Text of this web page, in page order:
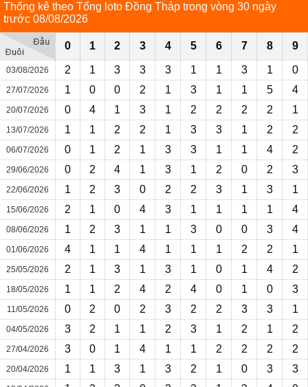
Thống kê theo Tổng loto Đồng Tháp trong vòng 30 ngày
trước 08/08/2026
0 1 2 3 4 5 6 7 8 9
03/08/2026 2 1 3 3 3 1 1 3 1 0
27/07/2026 1 0 0 2 1 3 1 1 5 4
20/07/2026 0 4 1 3 1 2 2 2 2 1
13/07/2026 1 1 2 2 1 3 3 1 2 2
06/07/2026 0 1 2 1 3 3 1 1 4 2
29/06/2026 0 2 4 1 3 1 2 0 2 3
22/06/2026 1 2 3 0 2 2 3 1 3 1
15/06/2026 2 1 0 4 3 1 1 1 1 4
08/06/2026 1 2 3 1 1 3 0 0 3 4
01/06/2026 4 1 1 4 1 1 1 2 2 1
25/05/2026 2 1 3 1 3 1 0 1 4 2
18/05/2026 1 1 2 4 2 4 0 1 0 3
11/05/2026 0 2 0 2 3 2 2 3 3 1
04/05/2026 3 2 1 1 2 3 1 2 1 2
27/04/2026 3 0 1 4 1 1 2 2 2 2
20/04/2026 1 1 3 1 3 2 1 0 3 3